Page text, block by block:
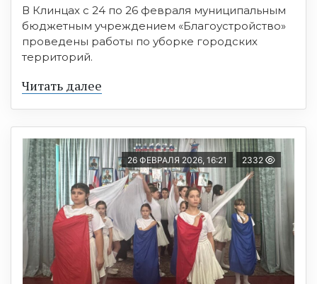
В Клинцах с 24 по 26 февраля муниципальным
бюджетным учреждением «Благоустройство»
проведены работы по уборке городских
территорий.
Читать далее
26 ФЕВРАЛЯ 2026, 16:21 2332